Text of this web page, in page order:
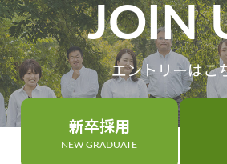
JOIN
エントリーはこ
新卒採用
NEW GRADUATE